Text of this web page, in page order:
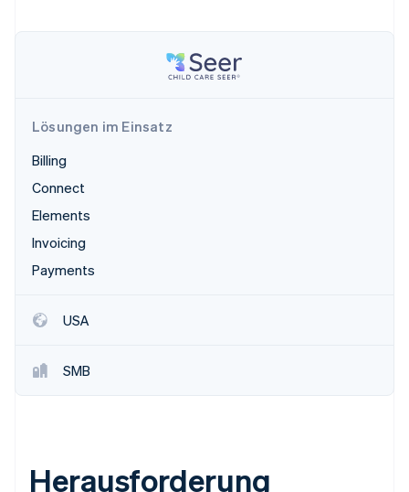
Online-Identitätsprüfung
Lösungen im Einsatz
Billing
Connect
Elements
Invoicing
Payments
USA
SMB
Herausforderung